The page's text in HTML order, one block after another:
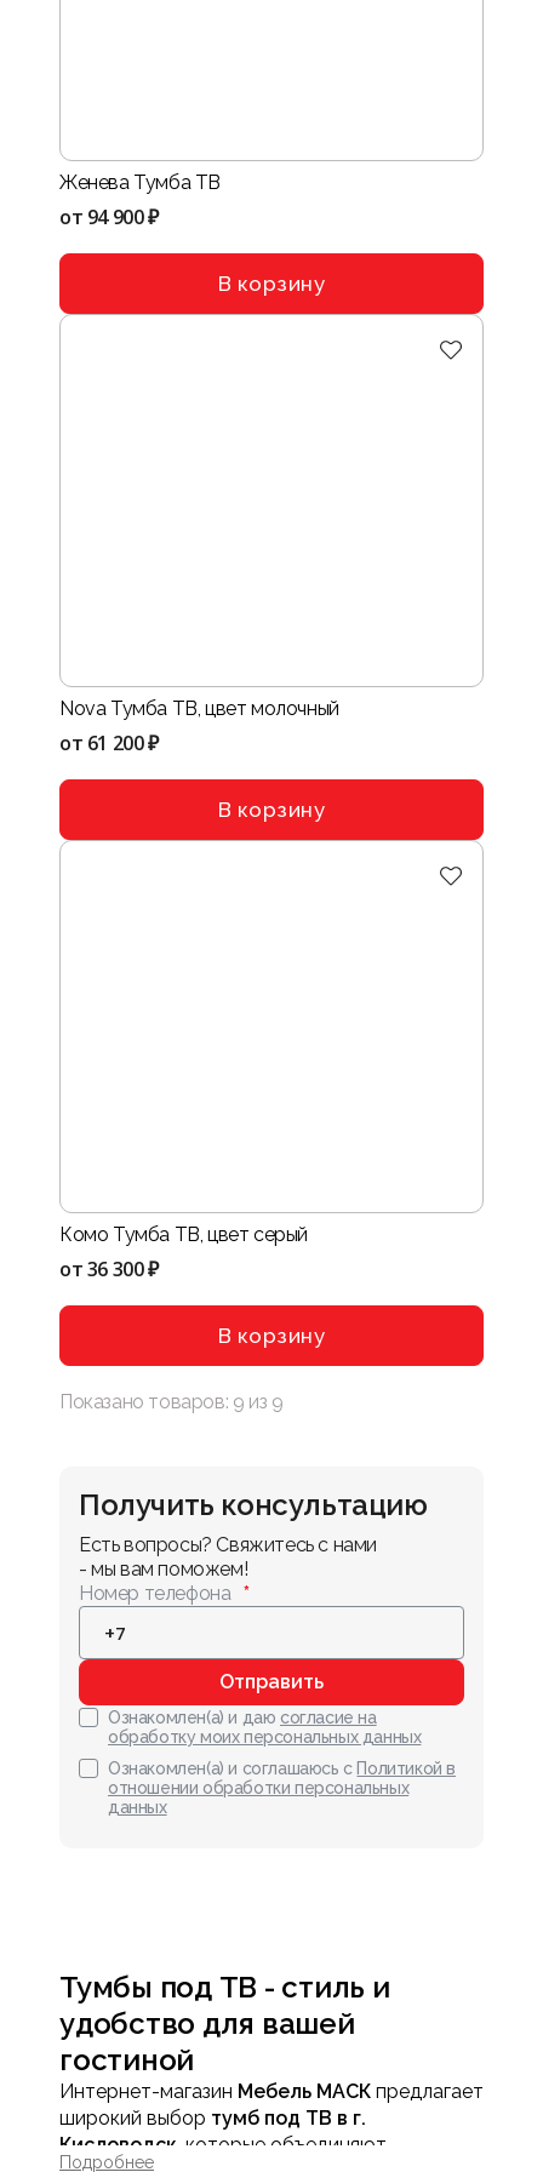
Женева Тумба ТВ
от 94 900 ₽
В корзину
Nova Тумба ТВ, цвет молочный
от 61 200 ₽
В корзину
Комо Тумба ТВ, цвет серый
от36 300 ₽
В корзину
Показано товаров: 9 из 9
Получить консультацию
Есть вопросы? Свяжитесь с нами
- мы вам поможем!
Номер телефона
Отправить
Ознакомлен(а) и даю согласие на
обработку моих персональных данных
Ознакомлен(а) и соглашаюсь с Политикой в
отношении обработки персональных
данных
Тумбы под ТВ - стиль и
удобство для вашей
гостиной
Интернет-магазин Мебель МАСК предлагает
широкий выбор тумб под ТВ в г.
Кисловодск , которые объединяют
Подробнее